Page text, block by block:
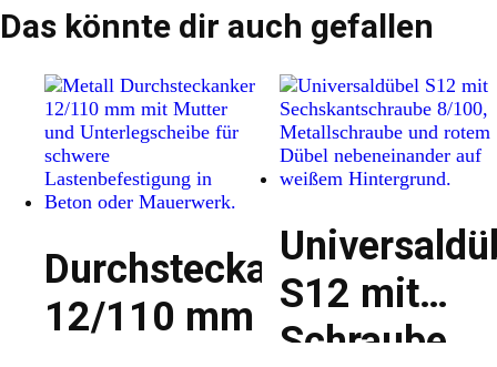
Das könnte dir auch gefallen
Durchsteckanker
12/110 mm
S12 mit
Schraube